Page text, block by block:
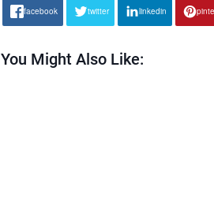
facebook twitter linkedin
You Might Also Like: